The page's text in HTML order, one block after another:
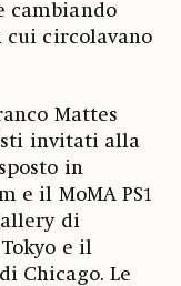
cambiando
cui circolavano
Mattes
invitati alla
in
e il MoMA PS1
di
e il
Chicago. Le